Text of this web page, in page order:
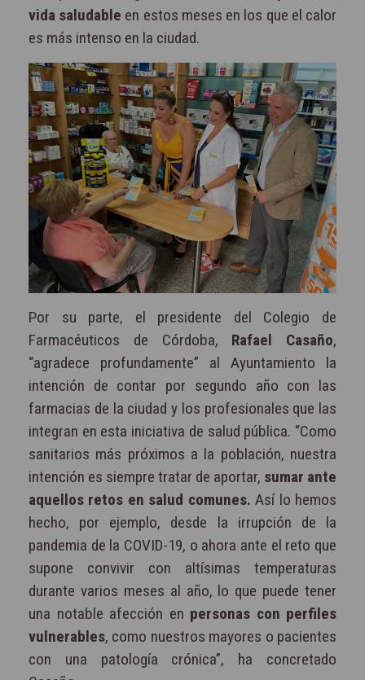
vida saludable en estos meses en los que el calor
es más intenso en la ciudad.
Por su parte, el presidente del Colegio de
Farmacéuticos de Córdoba, Rafael Casaño,
“agradece profundamente” al Ayuntamiento la
intención de contar por segundo año con las
farmacias de la ciudad y los profesionales que las
integran en esta iniciativa de salud pública. “Como
sanitarios más próximos a la población, nuestra
intención es siempre tratar de aportar, sumar ante
aquellos retos en salud comunes. Así lo hemos
hecho, por ejemplo, desde la irrupción de la
pandemia de la COVID-19, o ahora ante el reto que
supone convivir con altísimas temperaturas
durante varios meses al año, lo que puede tener
una notable afección en personas con perfiles
vulnerables, como nuestros mayores o pacientes
con una patología crónica”, ha concretado